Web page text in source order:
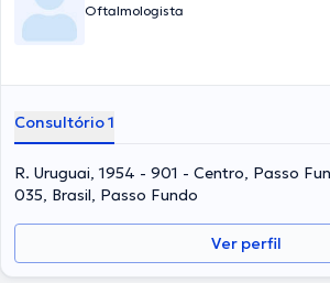
Oftalmologista
Consultório 1
R. Uruguai, 1954 - 901 - Centro, Passo
035, Brasil, Passo Fundo
Ver perfil